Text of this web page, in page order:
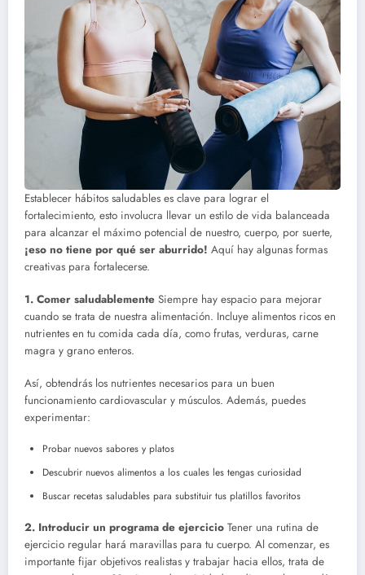
Establecer hábitos saludables es clave para lograr el
fortalecimiento, esto involucra llevar un estilo de vida balanceada
para alcanzar el máximo potencial de nuestro, cuerpo, por suerte,
¡eso no tiene por qué ser aburrido! Aquí hay algunas formas
creativas para fortalecerse.
1. Comer saludablemente Siempre hay espacio para mejorar
cuando se trata de nuestra alimentación. Incluye alimentos ricos en
nutrientes en tu comida cada día, como frutas, verduras, carne
magra y grano enteros.
Así, obtendrás los nutrientes necesarios para un buen
funcionamiento cardiovascular y músculos. Además, puedes
experimentar:
Probar nuevos sabores y platos
Descubrir nuevos alimentos a los cuales les tengas curiosidad
Buscar recetas saludables para substituir tus platillos favoritos
2. Introducir un programa de ejercicio Tener una rutina de
ejercicio regular hará maravillas para tu cuerpo. Al comenzar, es
importante fijar objetivos realistas y trabajar hacia ellos, trata de